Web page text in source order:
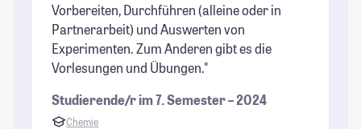
Vorbereiten, Durchführen (alleine oder in
Partnerarbeit) und Auswerten von
Experimenten. Zum Anderen gibt es die
Vorlesungen und Übungen."
Studierende/r im 7. Semester – 2024
Chemie